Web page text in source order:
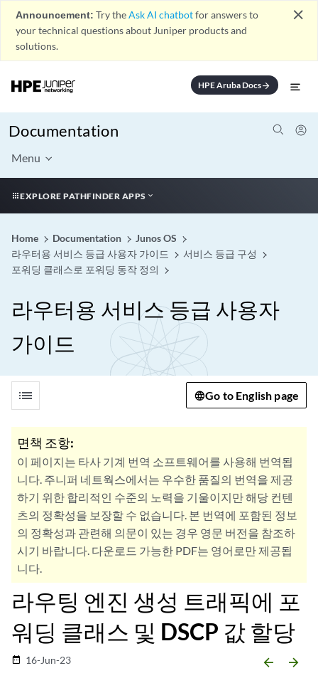
Announcement: Try theAsk AI chatbotfor answers to
your technical questions about Juniper products and
solutions.
close
HPE Aruba Docsarrow_forward
Documentation
Menu
EXPLORE PATHFINDER APPS
Home Documentation
Junos OS
라우터용 서비스 등급 사용자 가이드
서비스 등급 구성
포워딩 클래스로 포워딩 동작 정의
라우터용 서비스 등급 사용자
가이드
list Go to English page
면책 조항:
이 페이지는 타사 기계 번역 소프트웨어를 사용해 번역됩
니다. 주니퍼 네트웍스에서는 우수한 품질의 번역을 제공
하기 위한 합리적인 수준의 노력을 기울이지만 해당 컨텐
츠의 정확성을 보장할 수 없습니다. 본 번역에 포함된 정보
의 정확성과 관련해 의문이 있는 경우 영문 버전을 참조하
시기 바랍니다. 다운로드 가능한 PDF는 영어로만 제공됩
니다.
라우팅 엔진 생성 트래픽에 포
워딩 클래스 및 DSCP 값 할당
date_range 16-Jun-23 arrow_backward arrow_forward